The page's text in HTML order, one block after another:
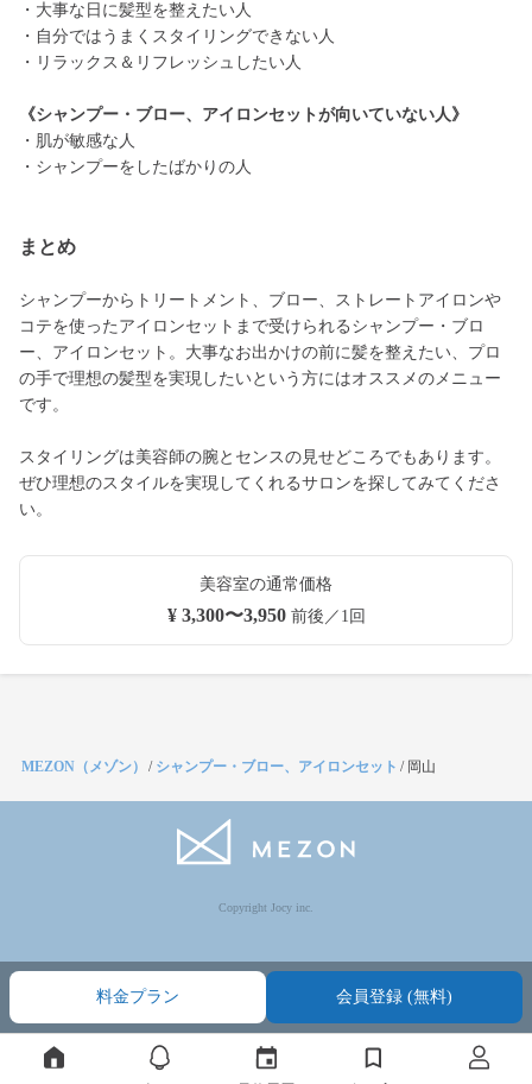
・大事な日に髪型を整えたい人
・自分ではうまくスタイリングできない人
・リラックス＆リフレッシュしたい人
《シャンプー・ブロー、アイロンセットが向いていない人》
・肌が敏感な人
・シャンプーをしたばかりの人
まとめ
シャンプーからトリートメント、ブロー、ストレートアイロンや
コテを使ったアイロンセットまで受けられるシャンプー・ブロ
ー、アイロンセット。大事なお出かけの前に髪を整えたい、プロ
の手で理想の髪型を実現したいという方にはオススメのメニュー
です。
スタイリングは美容師の腕とセンスの見せどころでもあります。
ぜひ理想のスタイルを実現してくれるサロンを探してみてくださ
い。
美容室の通常価格
¥ 3,300〜3,950前後／1回
料金プラン 会員登録 (無料)
MEZON（メゾン） / シャンプー・ブロー、アイロンセット / 岡山
Copyright Jocy inc.